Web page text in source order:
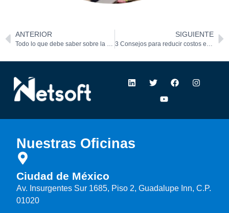
ANTERIOR SIGUIENTE
Nuestras Oficinas
Ciudad de México
Av. Insurgentes Sur 1685, Piso 2, Guadalupe Inn, C.P.
01020